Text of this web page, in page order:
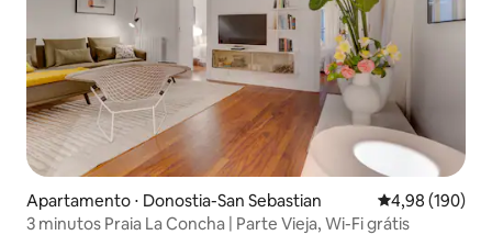
Apartamento ⋅ Donostia-San Sebastian 4,98 de uma
4,98 (190)
3 minutos Praia La Concha | Parte Vieja, Wi-Fi grátis